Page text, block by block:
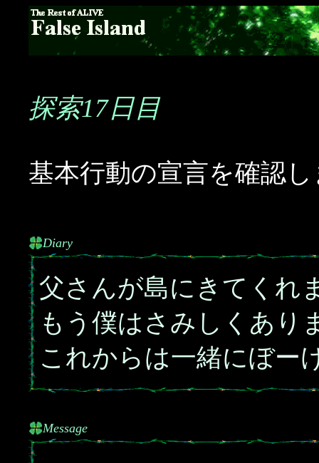
探索17日目
基本行動の宣言を確認
Diary
父さんが島にきてくれ
もう僕はさみしくあり
これからは一緒にぼー
Message